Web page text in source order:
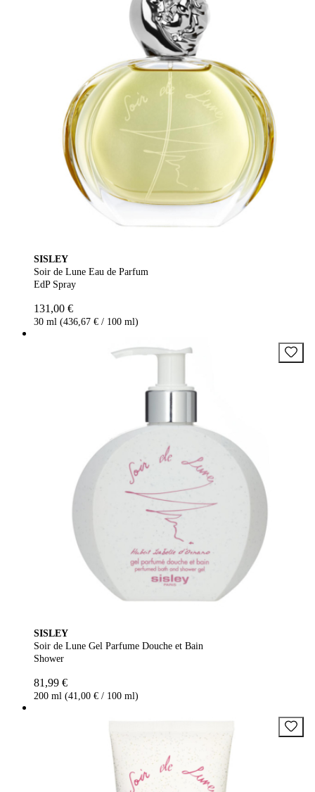
SISLEY
Soir de Lune Eau de Parfum
EdP Spray
131,00 €
30 ml (436,67 € / 100 ml)
SISLEY
Soir de Lune Gel Parfume Douche et Bain
Shower
81,99 €
200 ml (41,00 € / 100 ml)